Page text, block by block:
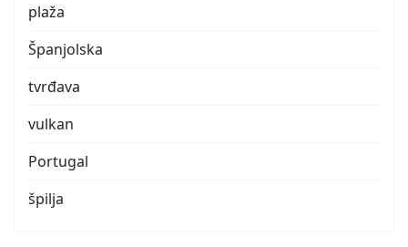
plaža
Španjolska
tvrđava
vulkan
Portugal
špilja